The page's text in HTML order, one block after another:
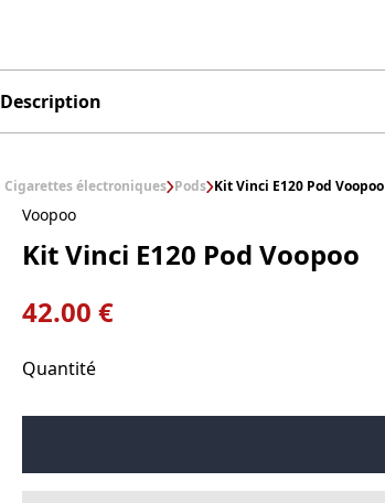
Description
Cigarettes électroniques Pods Kit Vinci E120 Pod Voopoo
Voopoo
Kit Vinci E120 Pod Voopoo
42.00 €
Quantité